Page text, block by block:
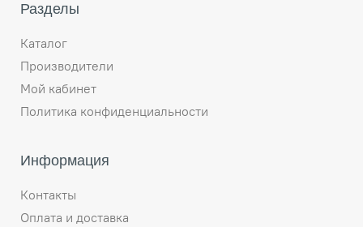
Разделы
Каталог
Производители
Мой кабинет
Политика конфиденциальности
Информация
Контакты
Оплата и доставка